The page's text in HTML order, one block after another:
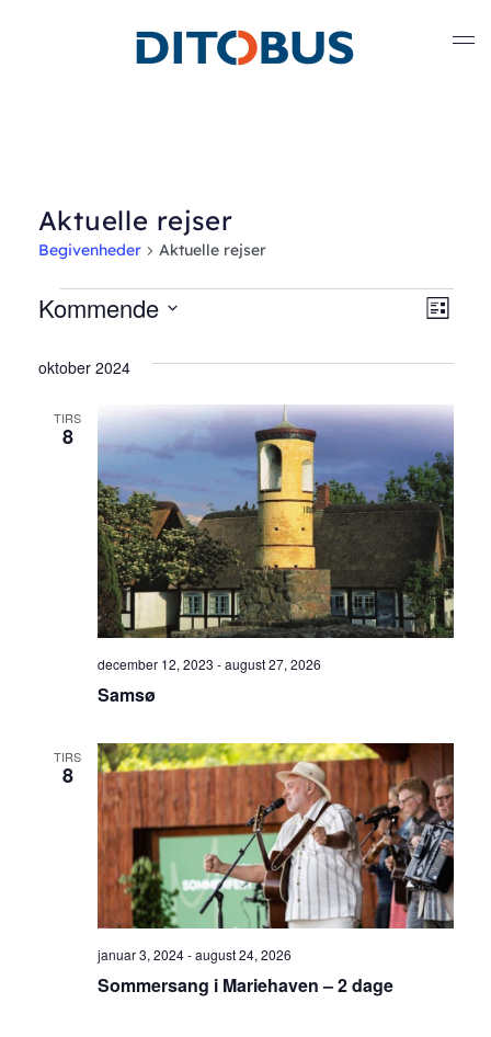
Gå til hovedindhold
Aktuelle rejser
Begivenheder Aktuelle rejser
Begivenheder
af
Liste
Kommende
dato.
oktober 2024
TIRS
8
Samsø
december 12, 2023 -august 27, 2026
TIRS
8
Sommersang i Mariehaven – 2 dage
januar 3, 2024-august 24, 2026